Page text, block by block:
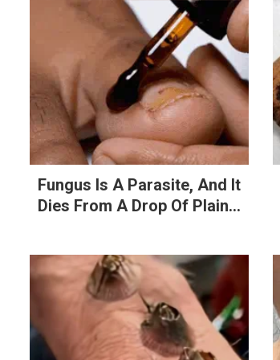
Fungus Is A Parasite, And It
Dies From A Drop Of Plain...